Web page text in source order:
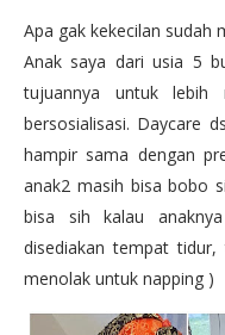
Apa gak kekecilan sudah
Anak saya dari usia 5
tujuannya untuk lebih
bersosialisasi. Daycare
hampir sama dengan
anak2 masih bisa bobo
bisa sih kalau
disediakan tempat
menolak untuk napping )